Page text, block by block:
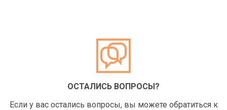
ОСТАЛИСЬ ВОПРОСЫ?
Если у вас остались вопросы, вы можете обратиться к